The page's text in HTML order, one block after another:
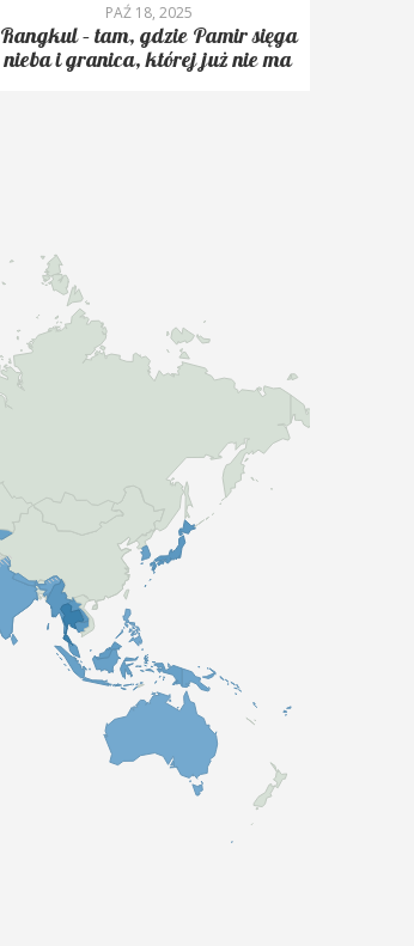
PAŹ 18, 2025
Rangkul – tam, gdzie Pamir sięga
nieba i granica, której już nie ma